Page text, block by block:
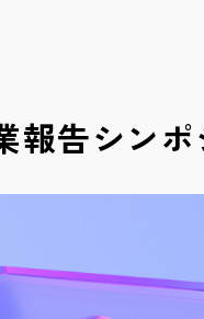
を通じ、作り手の
ALL と連携）、教
びに教育機関向
報告シン